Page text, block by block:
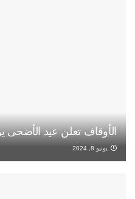
الأوقاف تعلن عيد الأضحى يوم
يونيو 8, 2024